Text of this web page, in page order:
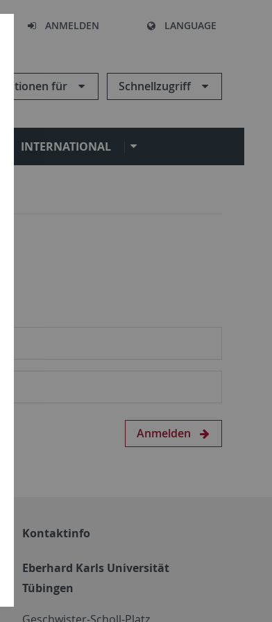
ANMELDEN LANGUAGE
für Schnellzugriff
INTERNATIONAL
Anmelden
Kontaktinfo
Eberhard Karls Universität
Tübingen